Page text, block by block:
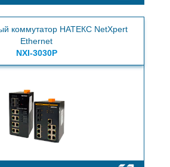
коммутатор НАТЕКС NetXpert
Ethernet
NXI-3030P